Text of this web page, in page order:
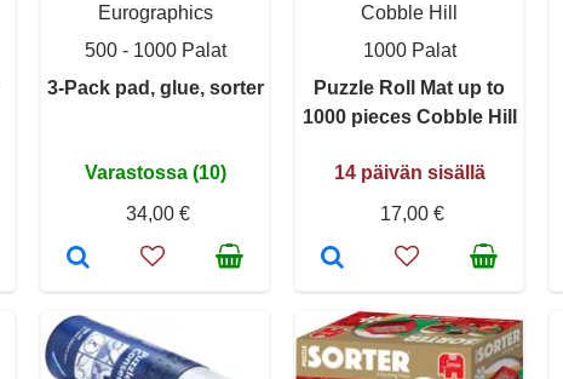
Eurographics
500 - 1000 Palat
3-Pack pad, glue, sorter
Varastossa (10)
34,00 €
Cobble Hill
1000 Palat
Puzzle Roll Mat up to
1000 pieces Cobble Hill
14 päivän sisällä
17,00 €